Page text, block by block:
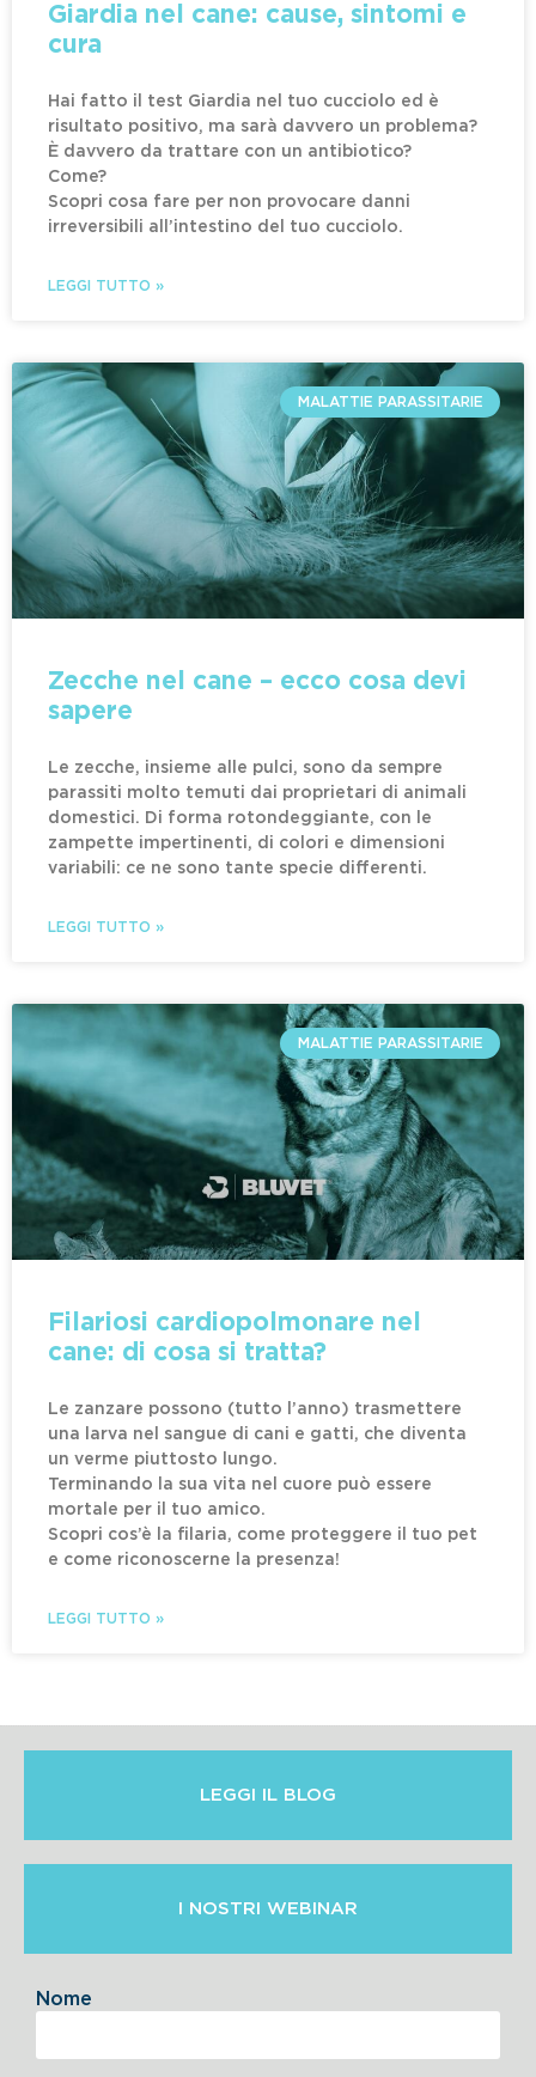
Giardia nel cane: cause, sintomi e
cura
Hai fatto il test Giardia nel tuo cucciolo ed è
risultato positivo, ma sarà davvero un problema?
È davvero da trattare con un antibiotico?
Come?
Scopri cosa fare per non provocare danni
irreversibili all’intestino del tuo cucciolo.
LEGGI TUTTO »
MALATTIE PARASSITARIE
Zecche nel cane – ecco cosa devi
sapere
Le zecche, insieme alle pulci, sono da sempre
parassiti molto temuti dai proprietari di animali
domestici. Di forma rotondeggiante, con le
zampette impertinenti, di colori e dimensioni
variabili: ce ne sono tante specie differenti.
LEGGI TUTTO »
MALATTIE PARASSITARIE
Filariosi cardiopolmonare nel
cane: di cosa si tratta?
Le zanzare possono (tutto l’anno) trasmettere
una larva nel sangue di cani e gatti, che diventa
un verme piuttosto lungo.
Terminando la sua vita nel cuore può essere
mortale per il tuo amico.
Scopri cos’è la filaria, come proteggere il tuo pet
e come riconoscerne la presenza!
LEGGI TUTTO »
LEGGI IL BLOG
I NOSTRI WEBINAR
Nome